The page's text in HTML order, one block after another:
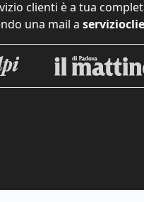
clienti è a tua
una mail a